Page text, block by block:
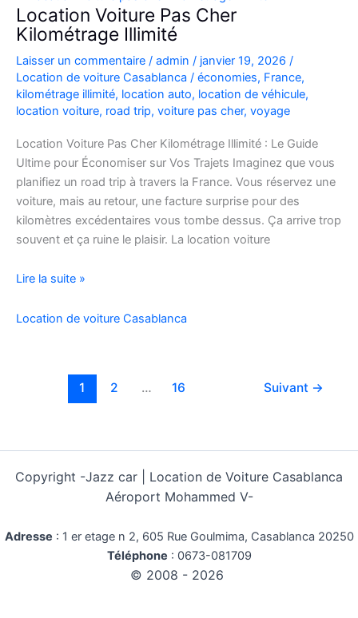
Maroc
pour
explorer
l’Atlas
et
le
Location Voiture Pas Cher
Kilométrage Illimité
Laisser un commentaire / admin / janvier 19, 2026 /
Location de voiture Casablanca / économies, France,
kilométrage illimité, location auto, location de véhicule,
location voiture, road trip, voiture pas cher, voyage
Location Voiture Pas Cher Kilométrage Illimité : Le Guide
Ultime pour Économiser sur Vos Trajets Imaginez que vous
planifiez un road trip à travers la France. Vous réservez une
voiture, mais au retour, une facture surprise pour des
kilomètres excédentaires vous tombe dessus. Ça arrive trop
souvent et ça ruine le plaisir. La location voiture
Location
Pas
Lire la suite »
Location de voiture Casablanca
1 2 … 16 Suivant →
Copyright -Jazz car | Location de Voiture Casablanca
Aéroport Mohammed V-
Adresse : 1 er etage n 2, 605 Rue Goulmima, Casablanca 20250
Téléphone : 0673-081709
© 2008 - 2026